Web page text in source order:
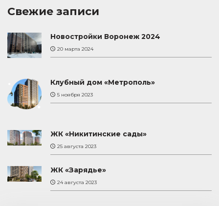
Свежие записи
Новостройки Воронеж 2024
20 марта 2024
Клубный дом «Метрополь»
5 ноября 2023
ЖК «Никитинские сады»
25 августа 2023
ЖК «Зарядье»
24 августа 2023